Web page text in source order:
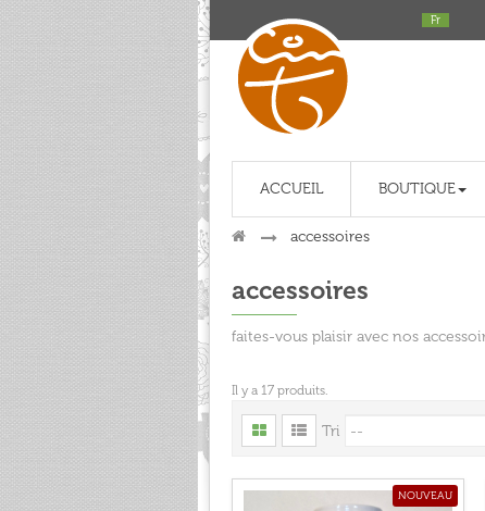
Fr
ACCUEIL BOUTIQUE
> accessoires
accessoires
faites-vous plaisir avec nos
Il y a 17 produits.
Tri
NOUVEAU